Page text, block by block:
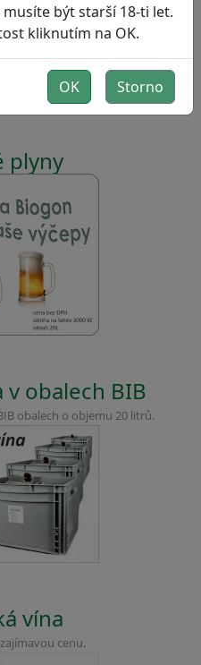
plyny
obalech BIB
obalech o objemu 20 litrů.
vína
cenu.
být starší 18-ti let.
kliknutím na OK.
OK Storno